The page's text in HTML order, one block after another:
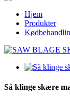
Hjem
Produkter
Så klinge skære